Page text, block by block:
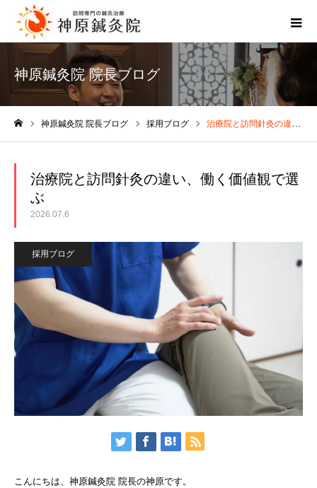
神原鍼灸院 院長ブログ
神原鍼灸院 院長ブログ 採用ブログ 治療院と訪問針灸の違い、働く価値観で選ぶ
治療院と訪問針灸の違い、働く価値観で選
ぶ
2026.07.6
採用ブログ
こんにちは、神原鍼灸院 院長の神原です。